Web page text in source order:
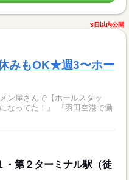
3日以内公開
みもOK★週3〜ホー
ン屋さんで【ホールスタッ
・第２ターミナル駅（徒